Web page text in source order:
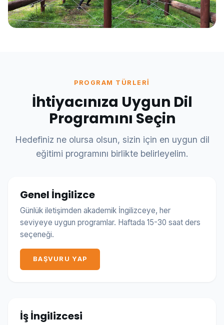
PROGRAM TÜRLERI
İhtiyacınıza Uygun Dil
Programını Seçin
Hedefiniz ne olursa olsun, sizin için en uygun dil
eğitimi programını birlikte belirleyelim.
Genel İngilizce
Günlük iletişimden akademik İngilizceye, her
seviyeye uygun programlar. Haftada 15-30 saat ders
seçeneği.
BAŞVURU YAP
İş İngilizcesi